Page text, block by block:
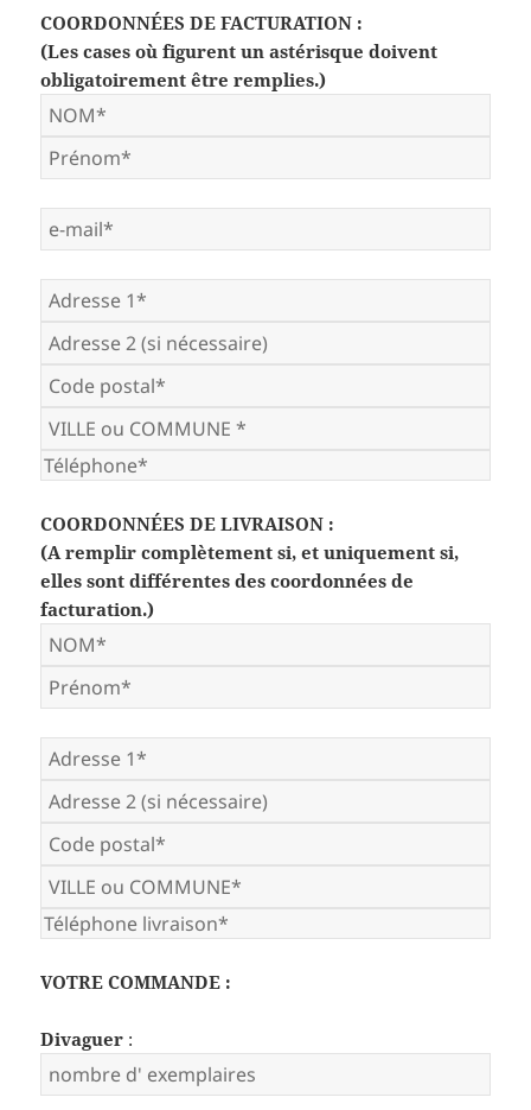
COORDONNÉES DE FACTURATION :
(Les cases où figurent un astérisque doivent
obligatoirement être remplies.)
COORDONNÉES DE LIVRAISON :
(A remplir complètement si, et uniquement si,
elles sont différentes des coordonnées de
facturation.)
VOTRE COMMANDE :
Divaguer :